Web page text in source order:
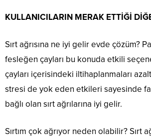
KULLANICILARIN MERAK ETTİĞİ
Sırt ağrısına ne iyi gelir evde çözüm?
fesleğen çayları bu konuda etkili
çayları içerisindeki iltihaplanmaları
stresi de yok eden etkileri sayesinde
bağlı olan sırt ağrılarına iyi gelir.
Sırtım çok ağrıyor neden olabilir? Sırt